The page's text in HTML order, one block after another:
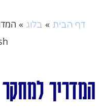
דף הבית » בלוג »
המדריך